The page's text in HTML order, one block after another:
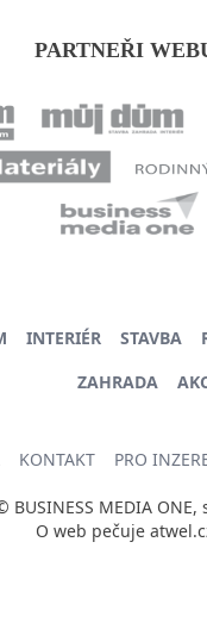
PARTNEŘI
INTERIÉR STAVBA
ZAHRADA
KONTAKT PRO
MEDIA ONE,